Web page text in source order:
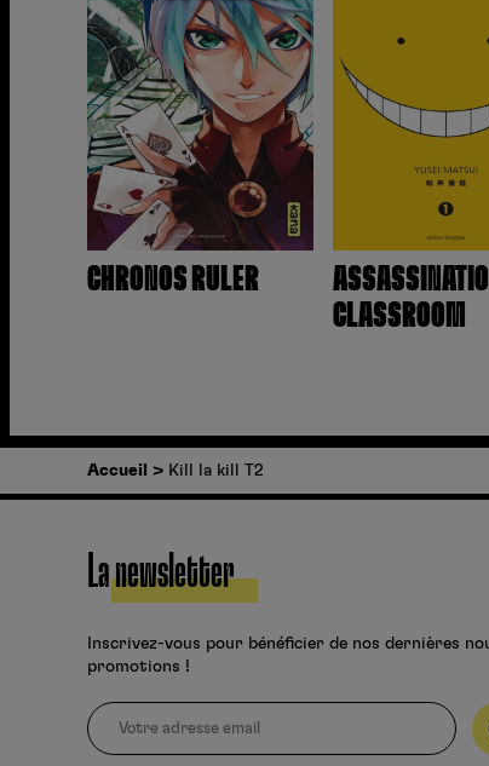
CHRONOS RULER
CLASSROOM
Accueil Kill la kill T2
La newsletter
Inscrivez-vous pour bénéficier de nos dernières
promotions !